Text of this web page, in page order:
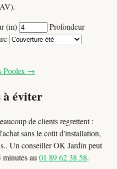
(m)
Profondeur
Poolex →
éviter
de clients regrettent :
sans le coût d'installation,
Un conseiller OK Jardin peut
minutes au01 89 62 38 58.